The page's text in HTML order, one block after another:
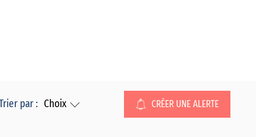
par : Choix CRÉER UNE ALERTE